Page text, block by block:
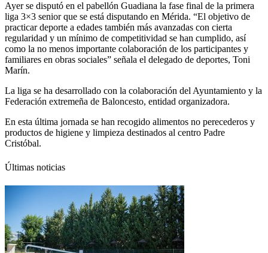
Ayer se disputó en el pabellón Guadiana la fase final de la primera
liga 3×3 senior que se está disputando en Mérida. “El objetivo de
practicar deporte a edades también más avanzadas con cierta
regularidad y un mínimo de competitividad se han cumplido, así
como la no menos importante colaboración de los participantes y
familiares en obras sociales” señala el delegado de deportes, Toni
Marín.
La liga se ha desarrollado con la colaboración del Ayuntamiento y la
Federación extremeña de Baloncesto, entidad organizadora.
En esta última jornada se han recogido alimentos no perecederos y
productos de higiene y limpieza destinados al centro Padre
Cristóbal.
Últimas noticias